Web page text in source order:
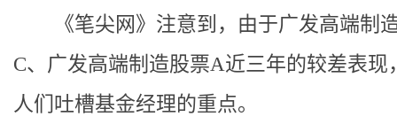
《笔尖网》注意到，由于广发高端制
C、广发高端制造股票A近三年的较差表现
人们吐槽基金经理的重点。